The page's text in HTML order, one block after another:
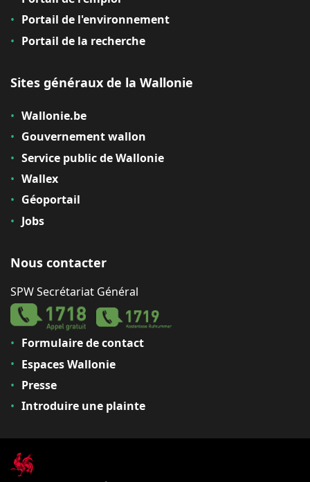
Portail de l'environnement
Portail de la recherche
Sites généraux de la Wallonie
Wallonie.be
Gouvernement wallon
Service public de Wallonie
Wallex
Géoportail
Jobs
Nous contacter
SPW Secrétariat Général
Formulaire de contact
Espaces Wallonie
Presse
Introduire une plainte